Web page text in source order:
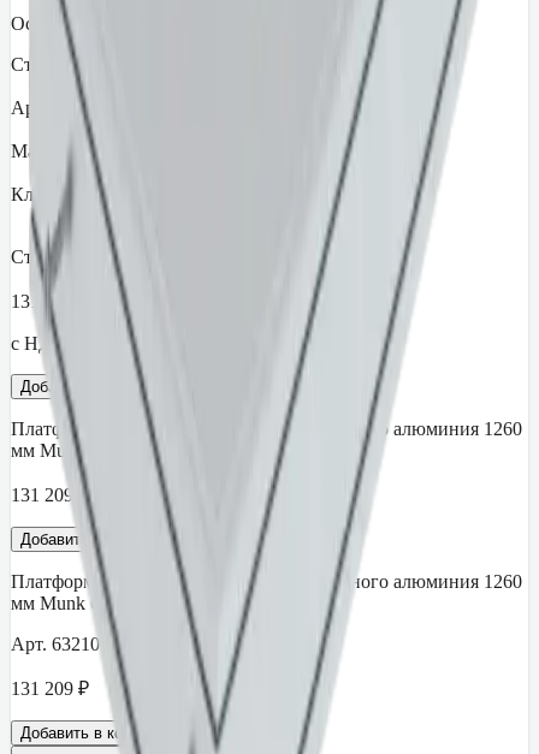
Основные параметры
Страна производитель
Германия
Артикул
332101
Материал
рифленый алюминий
Класс противоскольжения
R 9
Стоимость
131 209
с НДС 22%
Добавить в корзину
Платформа проходной системы из рифленого алюминия 1260
мм Munk 632101
131 209 ₽
Добавить в корзину
Платформа проходной системы из рифленого алюминия 1260
мм Munk 632101
Арт. 632101
131 209 ₽
Добавить в корзину